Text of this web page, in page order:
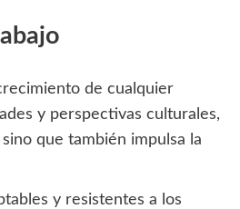
de cualquier
y perspectivas culturales,
que también impulsa la
y resistentes a los